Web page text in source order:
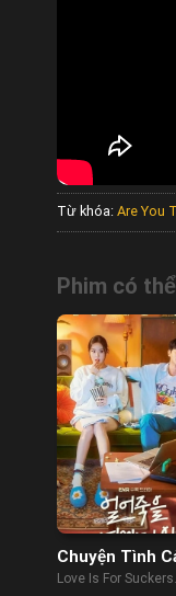
Từ khóa: Are You
Phim có
Chuyện Tình
Lạnh
Love Is For Suckers